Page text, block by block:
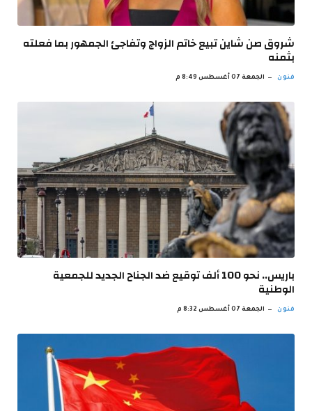
شروق صن شاين تبيع خاتم الزواج وتفاجئ الجمهور بما فعلته
بثمنه
فنون الجمعة 07 أغسطس 8:49 م
باريس.. نحو 100 ألف توقيع ضد الجناح الجديد للجمعية
الوطنية
فنون الجمعة 07 أغسطس 8:32 م